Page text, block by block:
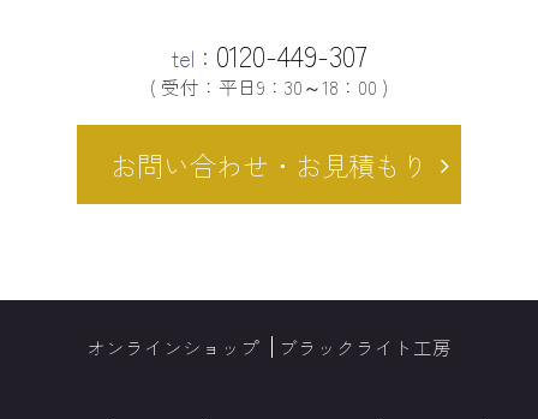
tel： 0120-449-307
( 受付：平日9：30～18：00 )
お問い合わせ・お見積もり
オンラインショップ ブラックライト工房